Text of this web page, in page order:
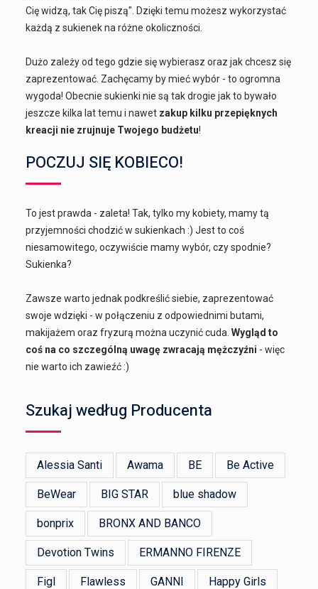
Cię widzą, tak Cię piszą". Dzięki temu możesz wykorzystać
każdą z sukienek na różne okoliczności.
Dużo zależy od tego gdzie się wybierasz oraz jak chcesz się
zaprezentować. Zachęcamy by mieć wybór - to ogromna
wygoda! Obecnie sukienki nie są tak drogie jak to bywało
jeszcze kilka lat temu i nawet zakup kilku przepięknych
kreacji nie zrujnuje Twojego budżetu!
POCZUJ SIĘ KOBIECO!
To jest prawda - zaleta! Tak, tylko my kobiety, mamy tą
przyjemności chodzić w sukienkach :) Jest to coś
niesamowitego, oczywiście mamy wybór, czy spodnie?
Sukienka?
Zawsze warto jednak podkreślić siebie, zaprezentować
swoje wdzięki - w połączeniu z odpowiednimi butami,
makijażem oraz fryzurą można uczynić cuda.Wygląd to
coś na co szczególną uwagę zwracają mężczyźni - więc
nie warto ich zawieźć :)
Szukaj według Producenta
Alessia Santi Awama BE Be Active
BeWear BIG STAR blue shadow
bonprix BRONX AND BANCO
Devotion Twins ERMANNO FIRENZE
Figl Flawless GANNI Happy Girls